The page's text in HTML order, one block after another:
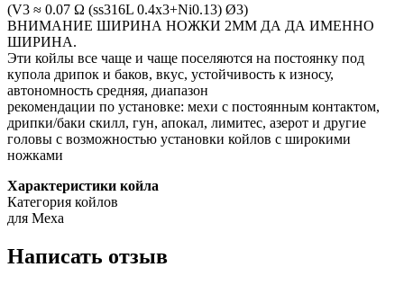
(V3 ≈ 0.07 Ω (ss316L 0.4x3+Ni0.13) Ø3)
ВНИМАНИЕ ШИРИНА НОЖКИ 2ММ ДА ДА ИМЕННО
ШИРИНА.
Эти койлы все чаще и чаще поселяются на постоянку под
купола дрипок и баков, вкус, устойчивость к износу,
автономность средняя, диапазон
рекомендации по установке: мехи с постоянным контактом,
дрипки/баки скилл, гун, апокал, лимитес, азерот и другие
головы с возможностью установки койлов с широкими
ножками
Характеристики койла
Категория койлов
для Меха
Написать отзыв